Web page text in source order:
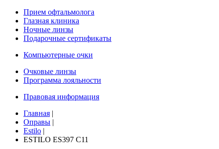
Прием офтальмолога
Глазная клиника
Ночные линзы
Подарочные сертификаты
Компьютерные очки
Очковые линзы
Программа лояльности
Правовая информация
Главная |
Оправы |
Estilo |
ESTILO ES397 C11